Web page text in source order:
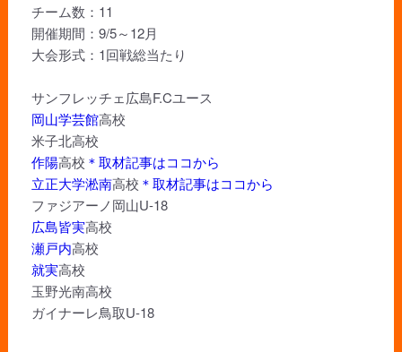
チーム数：11
開催期間：9/5～12月
大会形式：1回戦総当たり
サンフレッチェ広島F.Cユース
岡山学芸館高校
米子北高校
作陽高校 ＊取材記事はココから
立正大学淞南高校 ＊取材記事はココから
ファジアーノ岡山U-18
広島皆実高校
瀬戸内高校
就実高校
玉野光南高校
ガイナーレ鳥取U-18